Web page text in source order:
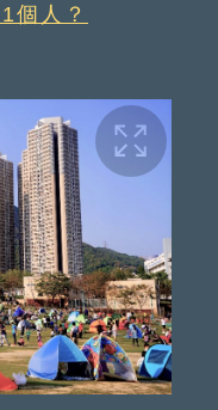
個人？